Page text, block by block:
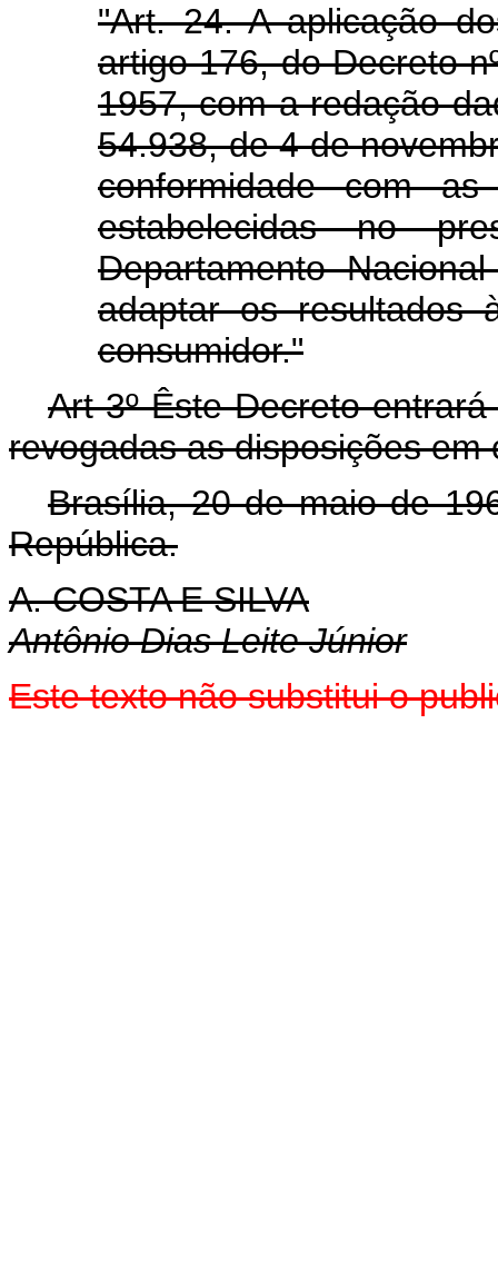
"Art. 24. A aplicação
artigo 176, do Decreto
1957, com a redação
54.938, de 4 de
conformidade com
estabelecidas no
Departamento
adaptar os resultados
consumidor."
Art 3º Êste Decreto
revogadas as disposições em
Brasília, 20 de maio de
República.
A. COSTA E SILVA
Antônio Dias Leite Júnior
Este texto não substitui o